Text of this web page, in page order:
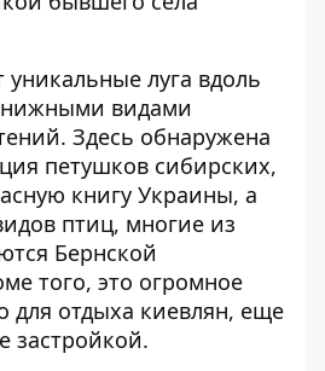
уникальные луга вдоль
видами
Здесь обнаружена
петушков сибирских,
книгу Украины, а
птиц, многие из
Бернской
того, это огромное
для отдыха киевлян, еще
застройкой.